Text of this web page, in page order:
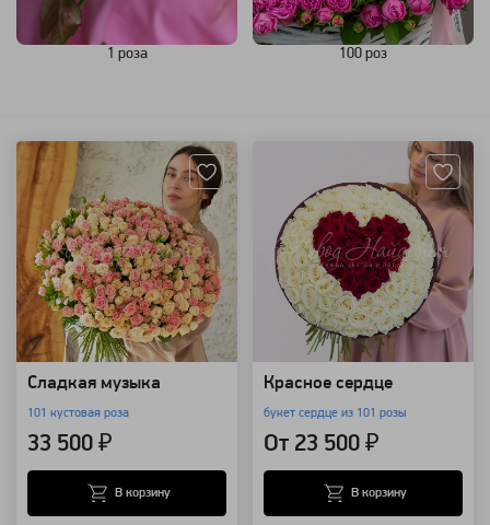
1 роза 100 роз
Сладкая музыка
101 кустовая роза
33 500 ₽
В корзину
Красное сердце
букет сердце из 101 розы
От 23 500 ₽
В корзину